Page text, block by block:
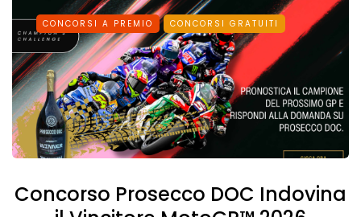
CONCORSI A PREMIO CONCORSI GRATUITI
Concorso Prosecco DOC Indovina